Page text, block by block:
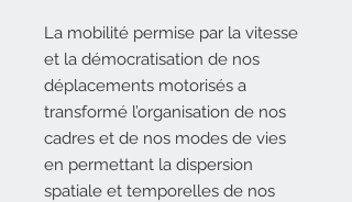
La mobilité permise par la vitesse
et la démocratisation de nos
déplacements motorisés a
transformé l’organisation de nos
cadres et de nos modes de vies
en permettant la dispersion
spatiale et temporelles de nos